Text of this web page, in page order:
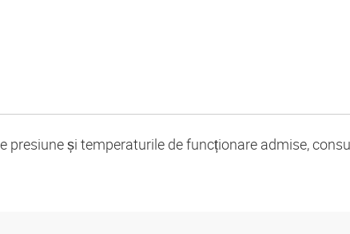
presiune și temperaturile de funcționare admise,